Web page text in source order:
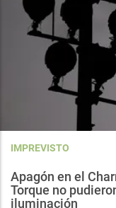
IMPREVISTO
Apagón en el
Torque no
iluminación